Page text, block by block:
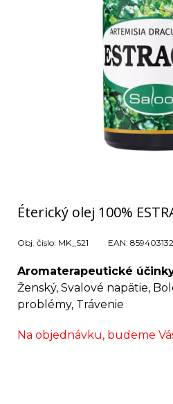
Éterický olej 100%
Obj. čislo: MK_S21 EAN:
Aromaterapeutické
Ženský, Svalové napätie,
problémy, Trávenie
Na objednávku, budeme